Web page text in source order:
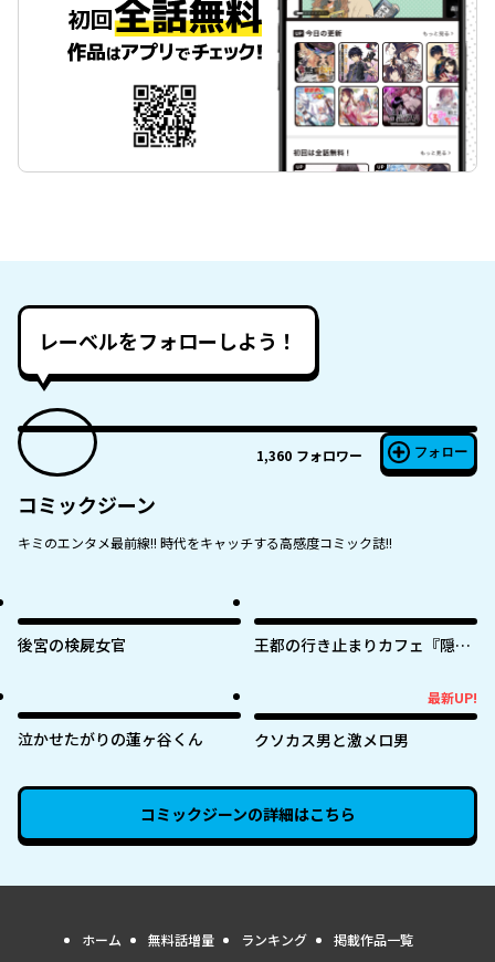
レーベルをフォローしよう！
1,360 フォロワー フォロー
コミックジーン
キミのエンタメ最前線!! 時代をキャッチする高感度コミック誌!!
後宮の検屍女官
王都の行き止まりカフェ『隠れ
た私の店に筆頭文官様がくつろ
ぎに来ます～
泣かせたがりの蓮ヶ谷くん
最新UP!
クソカス男と激メロ男
コミックジーンの詳細はこちら
ホーム 無料話増量 ランキング 掲載作品一覧